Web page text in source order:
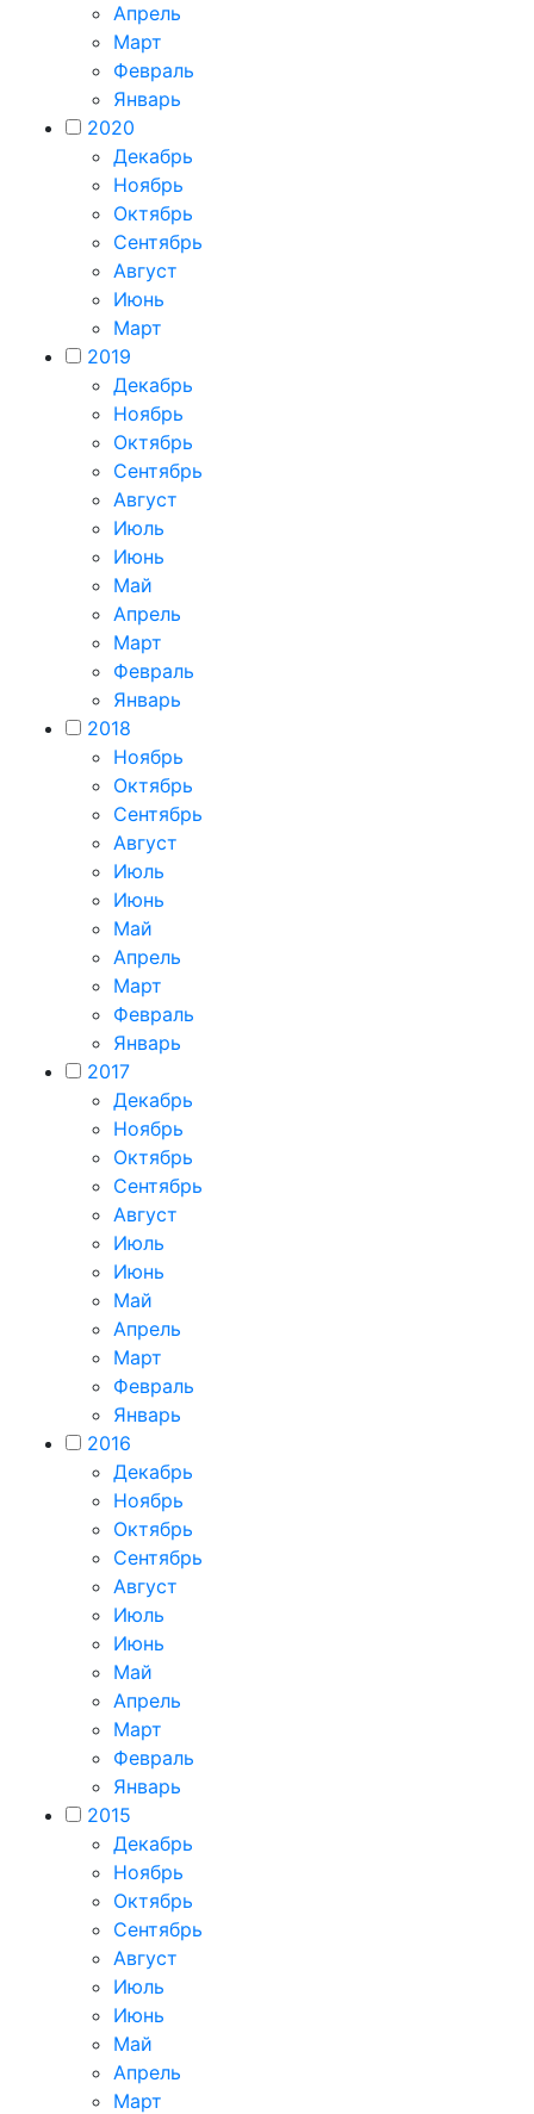
Апрель
Март
Февраль
Январь
2020
Декабрь
Ноябрь
Октябрь
Сентябрь
Август
Июнь
Март
2019
Декабрь
Ноябрь
Октябрь
Сентябрь
Август
Июль
Июнь
Май
Апрель
Март
Февраль
Январь
2018
Ноябрь
Октябрь
Сентябрь
Август
Июль
Июнь
Май
Апрель
Март
Февраль
Январь
2017
Декабрь
Ноябрь
Октябрь
Сентябрь
Август
Июль
Июнь
Май
Апрель
Март
Февраль
Январь
2016
Декабрь
Ноябрь
Октябрь
Сентябрь
Август
Июль
Июнь
Май
Апрель
Март
Февраль
Январь
2015
Декабрь
Ноябрь
Октябрь
Сентябрь
Август
Июль
Июнь
Май
Апрель
Март